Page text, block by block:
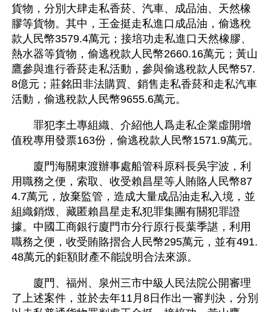
貨物，分別大肆走私香菸、汽車、成品油、天然橡
膠等貨物。其中，王金挺走私進口成品油，偷逃稅
款人民幣3579.4萬元；接培功走私進口天然橡膠、
熱水器等貨物，偷逃稅款人民幣2660.16萬元；黃山
鷹參與進行香菸走私活動，參與偷逃稅款人民幣57.
8億元；莊銘田非法購買、銷售走私香菸和走私汽車
活動，偷逃稅款人民幣9655.6萬元。
罪犯李土專組織、介紹他人爲走私企業虛開增
值稅專用發票163份，偷逃稅款人民幣1571.9萬元。
廈門海關東渡辦事處船管科原科長吳宇波，利
用職務之便，索取、收受賴昌星等人賄賂人民幣87
4.7萬元，放棄監管，造成大量成品油走私入境，並
組織銷燬、藏匿賴昌星走私犯罪集團有關犯罪證
據。中國工商銀行廈門市分行原行長葉季諶，利用
職務之便，收受賄賂摺合人民幣295萬元，並有491.
48萬元的鉅額財產不能說明合法來源。
廈門、福州、泉州三市中級人民法院公開審理
了上述案件，並於去年11月8日作出一審判決，分別